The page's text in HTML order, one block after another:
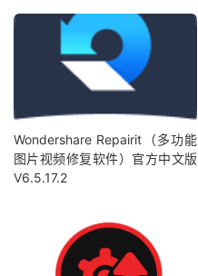
Wondershare Repairit（多功能
图片视频修复软件）官方中文版
V6.5.17.2